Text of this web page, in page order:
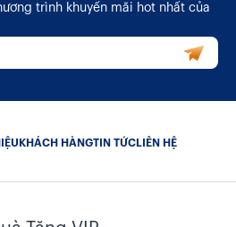
trình khuyến mãi hot nhất của
KHÁCH HÀNGTIN TỨCLIÊN HỆ